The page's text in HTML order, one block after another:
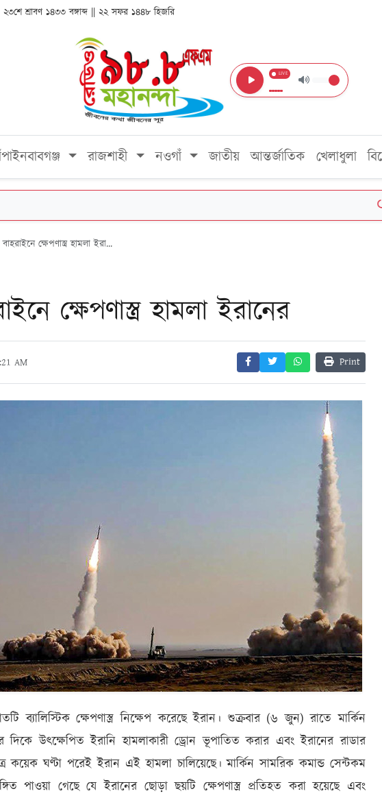
শ্রাবণ ১৪৩৩ বঙ্গাব্দ || ২২ সফর ১৪৪৮ হিজরি
LIVE
রাজশাহী নওগাঁ জাতীয় আন্তর্জাতিক খেলাধুলা
ক্ষেপণাস্ত্র হামলা ইরা...
ক্ষেপণাস্ত্র হামলা ইরানের
AM Print
ব্যালিস্টিক ক্ষেপণাস্ত্র নিক্ষেপ করেছে ইরান। শুক্রবার (৬ জুন) রাতে মার্কিন
দিকে উৎক্ষেপিত ইরানি হামলাকারী ড্রোন ভূপাতিত করার এবং ইরানের রাডার
ঘণ্টা পরেই ইরান এই হামলা চালিয়েছে। মার্কিন সামরিক কমান্ড সেন্টকম
পাওয়া গেছে যে ইরানের ছোড়া ছয়টি ক্ষেপণাস্ত্র প্রতিহত করা হয়েছে এবং